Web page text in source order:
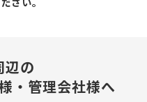
辺の
・管理会社様へ